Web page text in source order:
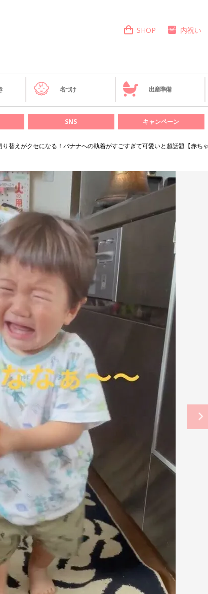
SHOP 内祝い
名づけ 出産準備
SNS キャンペーン
替えがクセになる！バナナへの執着がすごすぎて可愛いと超話題【赤ち